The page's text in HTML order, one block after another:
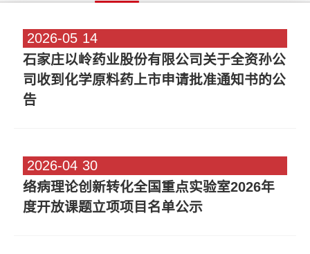
2026-05 14
石家庄以岭药业股份有限公司关于全资孙公
司收到化学原料药上市申请批准通知书的公
告
2026-04 30
络病理论创新转化全国重点实验室2026年
度开放课题立项项目名单公示